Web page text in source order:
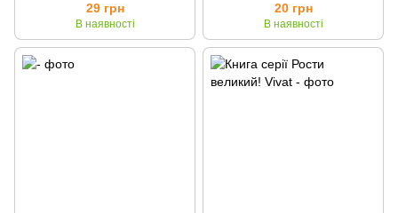
29 грн
В наявності
20 грн
В наявності